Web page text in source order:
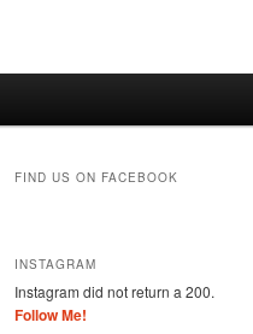
FIND US ON FACEBOOK
INSTAGRAM
Instagram did not return a 200.
Follow Me!